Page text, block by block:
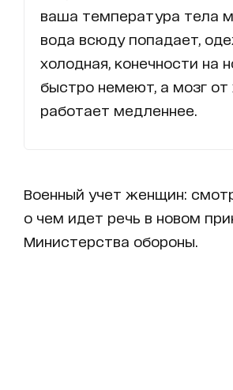
ваша температура тела
вода всюду попадает,
холодная, конечности на
быстро немеют, а мозг от
работает медленнее.
Военный учет женщин:
о чем идет речь в новом
Министерства обороны.